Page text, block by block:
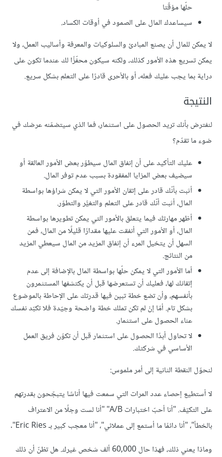
حلّها مؤقّتا
سيساعدك المال على الصمود في أوقات الكساد.
لا يمكن للمال أن يصنع المبادئ والسلوكيات والمعرفة وأساليب العمل، ولا
يمكن تسريع هذه اﻷمور كذلك، ولكنه سيكون محفّزًا لك عندما تكون على
دراية بما يجب عليك فعله، أو بالأحرى قادرًا على التعلم بشكل سريع.
النتيجة
لنفترض بأنك تريد الحصول على استثمار، فما الذي سيتضمّنه عرضك في
ضوء ما تقدّم؟
عليك التأكيد على أن إنفاق المال سيطوّر بعض اﻷمور العالقة أو
سيضيف بعض المزايا المفقودة بسبب عدم توفر المال.
أثبت بأنّك قادر على إتقان الأمور التي لا يمكن شراؤها بواسطة
المال، أثبت أنّك قادر على التعلم والتغيُّر والتطوّر.
أظهر مهارتك فيما يتعلق باﻷمور التي يمكن تطويرها بواسطة
المال، أو اﻷمور التي أنفقت عليها مقدارًا قليلًا من المال، فمن
السهل أن يتخيل المرء أن إنفاق المزيد من المال سيعطي المزيد
من النتائج.
أما الأمور التي لا يمكن حلّها بواسطة المال بالإضافة إلى عدم
إتقانك لها، فعليك أن تستعرضها قبل أن يكتشفها المستثمرون
بأنفسهم، وأن تضع خطة تبين فيها قدرتك على الإحاطة بالموضوع
بشكل تام. أمّا إنْ لم تكن تملك خطة واضحة وجيّدة فلا تكبّد نفسك
عناء الحصول على استثمار.
لا تحاول أبدًا الحصول على استثمار قبل أن تكوّن فريق العمل
اﻷساسي في شركتك.
لنحوّل النقطة الثانية إلى أمر ملموس:
لا أستطيع إحصاء عدد المرات التي سمعت فيها أناسًا يتبجّحون بقدرتهم
على التكيّف. "أنا أحبّ اختبارات A/B" "أنا لست وجلًا من الاعتراف
بالخطأ"، "أنا دائمًا ما أستمع إلى عملائي"، "أنا معجب كبير بـ Eric Ries".
وماذا يعني ذلك، فهذا حال 60,000 ألف شخص غيرك. هل تظنّ أن ذلك